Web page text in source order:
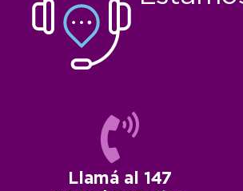
Llamá al 147